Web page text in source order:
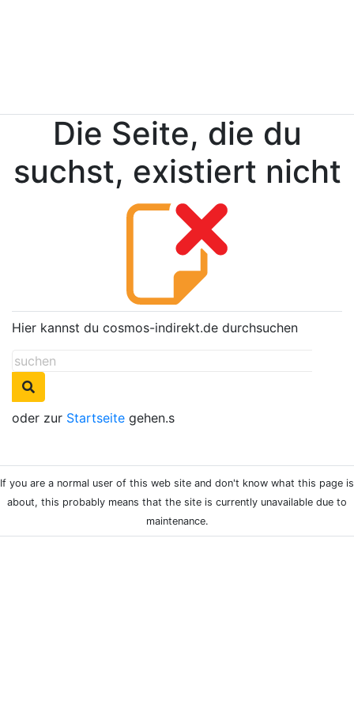
Die Seite, die du
suchst, existiert nicht
Hier kannst du cosmos-indirekt.de durchsuchen
oder zur Startseite gehen.s
If you are a normal user of this web site and don't know what this page is
about, this probably means that the site is currently unavailable due to
maintenance.